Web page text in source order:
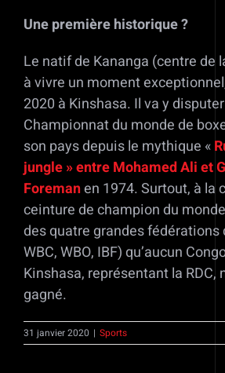
Une première historique ?
Le natif de Kananga (centre de
à vivre un moment
2020 à Kinshasa. Il va y
Championnat du monde de
son pays depuis le mythique «
jungle » entre Mohamed Ali et
Foremanen 1974. Surtout, à la
ceinture de champion du
des quatre grandes fédérations
WBC, WBO, IBF) qu’aucun
Kinshasa, représentant la RDC,
gagné.
31 janvier 2020 | Sports